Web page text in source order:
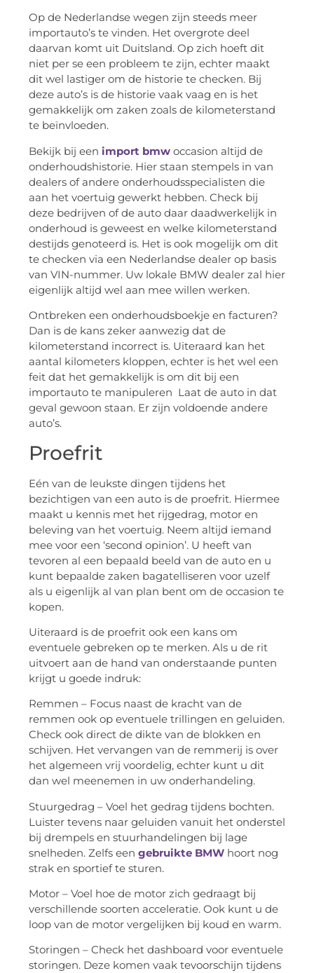
Op de Nederlandse wegen zijn steeds meer
importauto’s te vinden. Het overgrote deel
daarvan komt uit Duitsland. Op zich hoeft dit
niet per se een probleem te zijn, echter maakt
dit wel lastiger om de historie te checken. Bij
deze auto’s is de historie vaak vaag en is het
gemakkelijk om zaken zoals de kilometerstand
te beïnvloeden.
Bekijk bij een import bmw occasion altijd de
onderhoudshistorie. Hier staan stempels in van
dealers of andere onderhoudsspecialisten die
aan het voertuig gewerkt hebben. Check bij
deze bedrijven of de auto daar daadwerkelijk in
onderhoud is geweest en welke kilometerstand
destijds genoteerd is. Het is ook mogelijk om dit
te checken via een Nederlandse dealer op basis
van VIN-nummer. Uw lokale BMW dealer zal hier
eigenlijk altijd wel aan mee willen werken.
Ontbreken een onderhoudsboekje en facturen?
Dan is de kans zeker aanwezig dat de
kilometerstand incorrect is. Uiteraard kan het
aantal kilometers kloppen, echter is het wel een
feit dat het gemakkelijk is om dit bij een
importauto te manipuleren Laat de auto in dat
geval gewoon staan. Er zijn voldoende andere
auto’s.
Proefrit
Eén van de leukste dingen tijdens het
bezichtigen van een auto is de proefrit. Hiermee
maakt u kennis met het rijgedrag, motor en
beleving van het voertuig. Neem altijd iemand
mee voor een ‘second opinion’. U heeft van
tevoren al een bepaald beeld van de auto en u
kunt bepaalde zaken bagatelliseren voor uzelf
als u eigenlijk al van plan bent om de occasion te
kopen.
Uiteraard is de proefrit ook een kans om
eventuele gebreken op te merken. Als u de rit
uitvoert aan de hand van onderstaande punten
krijgt u goede indruk:
Remmen – Focus naast de kracht van de
remmen ook op eventuele trillingen en geluiden.
Check ook direct de dikte van de blokken en
schijven. Het vervangen van de remmerij is over
het algemeen vrij voordelig, echter kunt u dit
dan wel meenemen in uw onderhandeling.
Stuurgedrag – Voel het gedrag tijdens bochten.
Luister tevens naar geluiden vanuit het onderstel
bij drempels en stuurhandelingen bij lage
snelheden. Zelfs een gebruikte BMW hoort nog
strak en sportief te sturen.
Motor – Voel hoe de motor zich gedraagt bij
verschillende soorten acceleratie. Ook kunt u de
loop van de motor vergelijken bij koud en warm.
Storingen – Check het dashboard voor eventuele
storingen. Deze komen vaak tevoorschijn tijdens